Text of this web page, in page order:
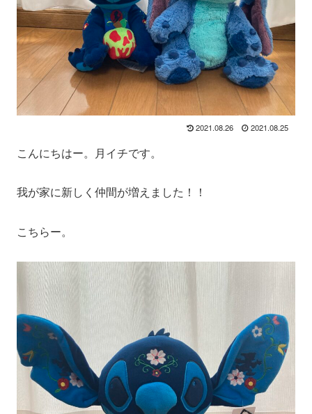
2021.08.26 2021.08.25
こんにちはー。月イチです。
我が家に新しく仲間が増えました！！
こちらー。